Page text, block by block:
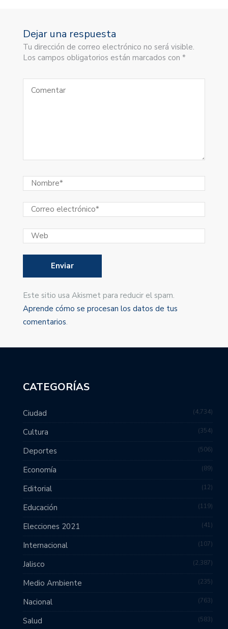
Dejar una respuesta
Tu dirección de correo electrónico no será visible.
Los campos obligatorios están marcados con *
Este sitio usa Akismet para reducir el spam.
Aprende cómo se procesan los datos de tus
comentarios.
CATEGORÍAS
Ciudad 4,734
Cultura 354
Deportes 506
Economía 89
Editorial 12
Educación 119
Elecciones 2021 41
Internacional 107
Jalisco 2,387
Medio Ambiente 235
Nacional 763
Salud 583